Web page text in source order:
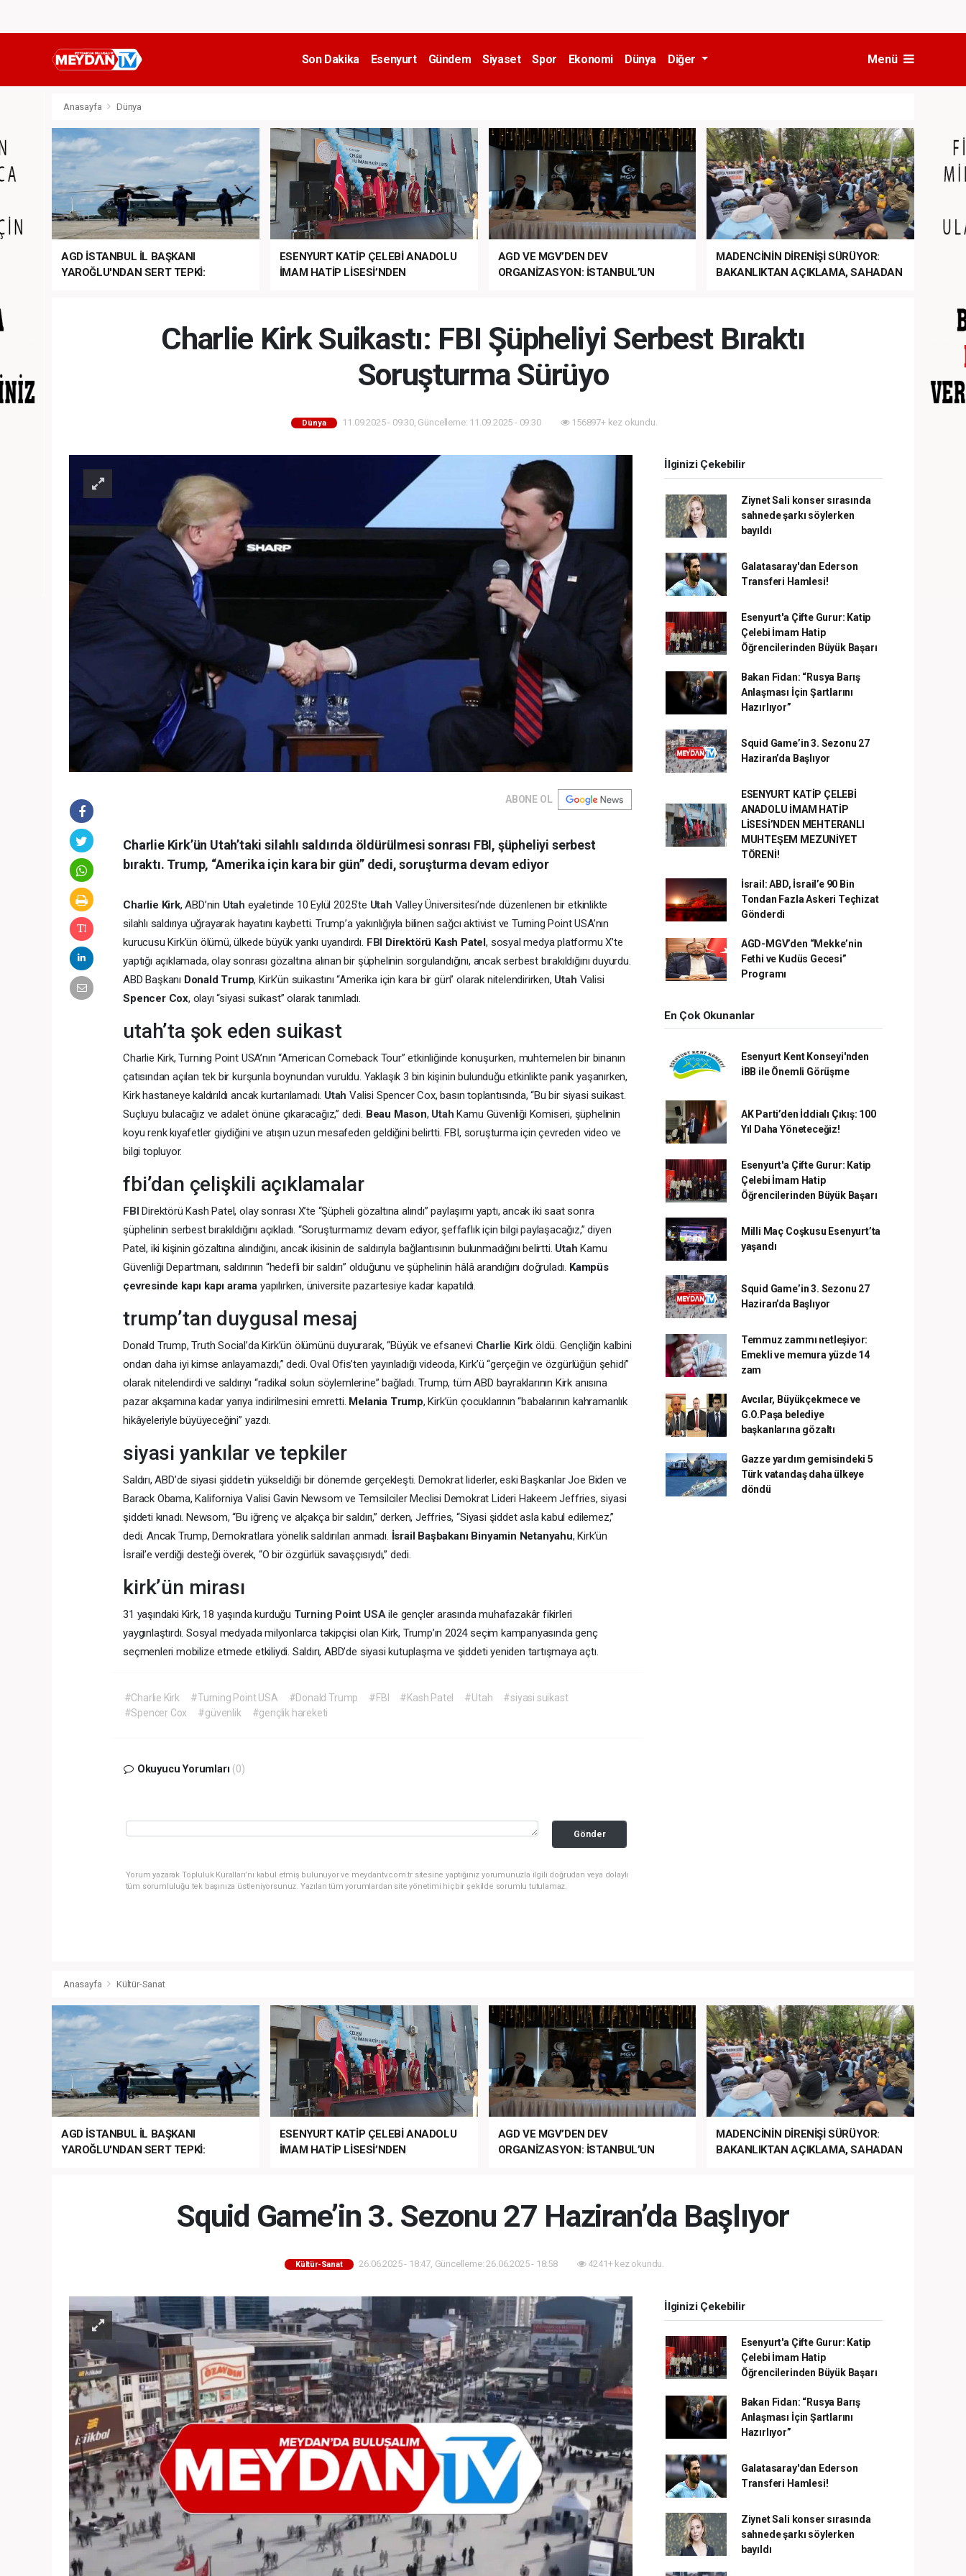
Son Dakika Esenyurt Gündem Siyaset Spor Ekonomi Dünya Diğer Menü
Anasayfa Dünya
AGD İSTANBUL İL BAŞKANI
YAROĞLU'NDAN SERT TEPKİ:
ESENYURT KATİP ÇELEBİ ANADOLU
İMAM HATİP LİSESİ’NDEN
AGD VE MGV’DEN DEV
ORGANİZASYON: İSTANBUL’UN
MADENCİNİN DİRENİŞİ SÜRÜYOR:
BAKANLIKTAN AÇIKLAMA, SAHADAN
Charlie Kirk Suikastı: FBI Şüpheliyi Serbest Bıraktı
Soruşturma Sürüyo
Dünya 11.09.2025 - 09:30, Güncelleme: 11.09.2025 - 09:30 156897+ kez okundu.
ABONE OL
Charlie Kirk’ün Utah’taki silahlı saldırıda öldürülmesi sonrası FBI, şüpheliyi serbest
bıraktı. Trump, “Amerika için kara bir gün” dedi, soruşturma devam ediyor
Charlie Kirk, ABD’nin Utah eyaletinde 10 Eylül 2025’te Utah Valley Üniversitesi’nde düzenlenen bir etkinlikte
silahlı saldırıya uğrayarak hayatını kaybetti. Trump’a yakınlığıyla bilinen sağcı aktivist ve Turning Point USA’nın
kurucusu Kirk’ün ölümü, ülkede büyük yankı uyandırdı. FBI Direktörü Kash Patel, sosyal medya platformu X’te
yaptığı açıklamada, olay sonrası gözaltına alınan bir şüphelinin sorgulandığını, ancak serbest bırakıldığını duyurdu.
ABD Başkanı Donald Trump, Kirk’ün suikastını “Amerika için kara bir gün” olarak nitelendirirken, Utah Valisi
Spencer Cox, olayı “siyasi suikast” olarak tanımladı.
utah’ta şok eden suikast
Charlie Kirk, Turning Point USA’nın “American Comeback Tour” etkinliğinde konuşurken, muhtemelen bir binanın
çatısından açılan tek bir kurşunla boynundan vuruldu. Yaklaşık 3 bin kişinin bulunduğu etkinlikte panik yaşanırken,
Kirk hastaneye kaldırıldı ancak kurtarılamadı. UtahValisi Spencer Cox, basın toplantısında, “Bu bir siyasi suikast.
Suçluyu bulacağız ve adalet önüne çıkaracağız,” dedi. Beau Mason, UtahKamu Güvenliği Komiseri, şüphelinin
koyu renk kıyafetler giydiğini ve atışın uzun mesafeden geldiğini belirtti. FBI, soruşturma için çevreden video ve
bilgi topluyor.
fbi’dan çelişkili açıklamalar
FBIDirektörü Kash Patel, olay sonrası X’te “Şüpheli gözaltına alındı” paylaşımı yaptı, ancak iki saat sonra
şüphelinin serbest bırakıldığını açıkladı. “Soruşturmamız devam ediyor, şeffaflık için bilgi paylaşacağız,” diyen
Patel, iki kişinin gözaltına alındığını, ancak ikisinin de saldırıyla bağlantısının bulunmadığını belirtti. UtahKamu
Güvenliği Departmanı, saldırının “hedefli bir saldırı” olduğunu ve şüphelinin hâlâ arandığını doğruladı. Kampüs
çevresinde kapı kapı arama yapılırken, üniversite pazartesiye kadar kapatıldı.
trump’tan duygusal mesaj
Donald Trump, Truth Social’da Kirk’ün ölümünü duyurarak, “Büyük ve efsanevi Charlie Kirköldü. Gençliğin kalbini
ondan daha iyi kimse anlayamazdı,” dedi. Oval Ofis’ten yayınladığı videoda, Kirk’ü “gerçeğin ve özgürlüğün şehidi”
olarak nitelendirdi ve saldırıyı “radikal solun söylemlerine” bağladı. Trump, tüm ABD bayraklarının Kirk anısına
pazar akşamına kadar yarıya indirilmesini emretti. Melania Trump, Kirk’ün çocuklarının “babalarının kahramanlık
hikâyeleriyle büyüyeceğini” yazdı.
siyasi yankılar ve tepkiler
Saldırı, ABD’de siyasi şiddetin yükseldiği bir dönemde gerçekleşti. Demokrat liderler, eski Başkanlar Joe Biden ve
Barack Obama, Kaliforniya Valisi Gavin Newsom ve Temsilciler Meclisi Demokrat Lideri Hakeem Jeffries, siyasi
şiddeti kınadı. Newsom, “Bu iğrenç ve alçakça bir saldırı,” derken, Jeffries, “Siyasi şiddet asla kabul edilemez,”
dedi. Ancak Trump, Demokratlara yönelik saldırıları anmadı. İsrail Başbakanı Binyamin Netanyahu, Kirk’ün
İsrail’e verdiği desteği överek, “O bir özgürlük savaşçısıydı,” dedi.
kirk’ün mirası
31 yaşındaki Kirk, 18 yaşında kurduğu Turning Point USAile gençler arasında muhafazakâr fikirleri
yaygınlaştırdı. Sosyal medyada milyonlarca takipçisi olan Kirk, Trump’ın 2024 seçim kampanyasında genç
seçmenleri mobilize etmede etkiliydi. Saldırı, ABD’de siyasi kutuplaşma ve şiddeti yeniden tartışmaya açtı.
#Charlie Kirk #Turning Point USA #Donald Trump #FBI #Kash Patel #Utah
#siyasi suikast
#Spencer Cox
#güvenlik #gençlik hareketi
Okuyucu Yorumları (0)
Gönder
Yorum yazarak Topluluk Kuralları’nı kabul etmiş bulunuyor ve meydantv.com.tr sitesine yaptığınız yorumunuzla ilgili doğrudan veya dolaylı
tüm sorumluluğu tek başınıza üstleniyorsunuz. Yazılan tüm yorumlardan site yönetimi hiçbir şekilde sorumlu tutulamaz.
İlginizi Çekebilir
Ziynet Sali konser sırasında
sahnede şarkı söylerken
bayıldı
Galatasaray'dan Ederson
Transferi Hamlesi!
Esenyurt'a Çifte Gurur: Katip
Çelebi İmam Hatip
Öğrencilerinden Büyük Başarı
Bakan Fidan: “Rusya Barış
Anlaşması İçin Şartlarını
Hazırlıyor”
Squid Game’in 3. Sezonu 27
Haziran’da Başlıyor
ESENYURT KATİP ÇELEBİ
ANADOLU İMAM HATİP
LİSESİ’NDEN MEHTERANLI
MUHTEŞEM MEZUNİYET
TÖRENİ!
İsrail: ABD, İsrail’e 90 Bin
Tondan Fazla Askeri Teçhizat
Gönderdi
AGD-MGV’den “Mekke’nin
Fethi ve Kudüs Gecesi”
Programı
En Çok Okunanlar
Esenyurt Kent Konseyi'nden
İBB ile Önemli Görüşme
AK Parti’den İddialı Çıkış: 100
Yıl Daha Yöneteceğiz!
Esenyurt'a Çifte Gurur: Katip
Çelebi İmam Hatip
Öğrencilerinden Büyük Başarı
Milli Maç Coşkusu Esenyurt’ta
yaşandı
Squid Game’in 3. Sezonu 27
Haziran’da Başlıyor
Temmuz zammı netleşiyor:
Emekli ve memura yüzde 14
zam
Avcılar, Büyükçekmece ve
G.O.Paşa belediye
başkanlarına gözaltı
Gazze yardım gemisindeki 5
Türk vatandaş daha ülkeye
döndü
Anasayfa Kültür-Sanat
AGD İSTANBUL İL BAŞKANI
YAROĞLU'NDAN SERT TEPKİ:
ESENYURT KATİP ÇELEBİ ANADOLU
İMAM HATİP LİSESİ’NDEN
AGD VE MGV’DEN DEV
ORGANİZASYON: İSTANBUL’UN
MADENCİNİN DİRENİŞİ SÜRÜYOR:
BAKANLIKTAN AÇIKLAMA, SAHADAN
Squid Game’in 3. Sezonu 27 Haziran’da Başlıyor
Kültür-Sanat 26.06.2025 - 18:47, Güncelleme: 26.06.2025 - 18:58 4241+ kez okundu.
İlginizi Çekebilir
Esenyurt'a Çifte Gurur: Katip
Çelebi İmam Hatip
Öğrencilerinden Büyük Başarı
Bakan Fidan: “Rusya Barış
Anlaşması İçin Şartlarını
Hazırlıyor”
Galatasaray'dan Ederson
Transferi Hamlesi!
Ziynet Sali konser sırasında
sahnede şarkı söylerken
bayıldı